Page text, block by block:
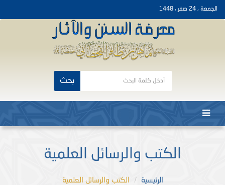
الجمعة ، 24 صفر ، 1448
بحث
الكتب والرسائل العلمية
الرئيسية الكتب والرسائل العلمية